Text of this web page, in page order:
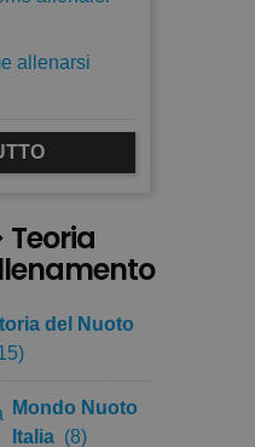
allenarsi
del Nuoto
Mondo Nuoto
Italia (8)